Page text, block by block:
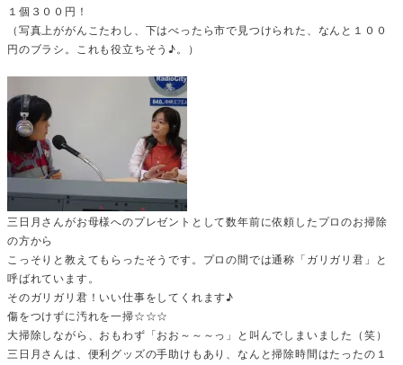
１個３００円！
（写真上ががんこたわし、下はべったら市で見つけられた、なんと１００
円のブラシ。これも役立ちそう♪。）
三日月さんがお母様へのプレゼントとして数年前に依頼したプロのお掃除
の方から
こっそりと教えてもらったそうです。プロの間では通称「ガリガリ君」と
呼ばれています。
そのガリガリ君！いい仕事をしてくれます♪
傷をつけずに汚れを一掃☆☆☆
大掃除しながら、おもわず「おお～～～っ」と叫んでしまいました（笑）
三日月さんは、便利グッズの手助けもあり、なんと掃除時間はたったの１